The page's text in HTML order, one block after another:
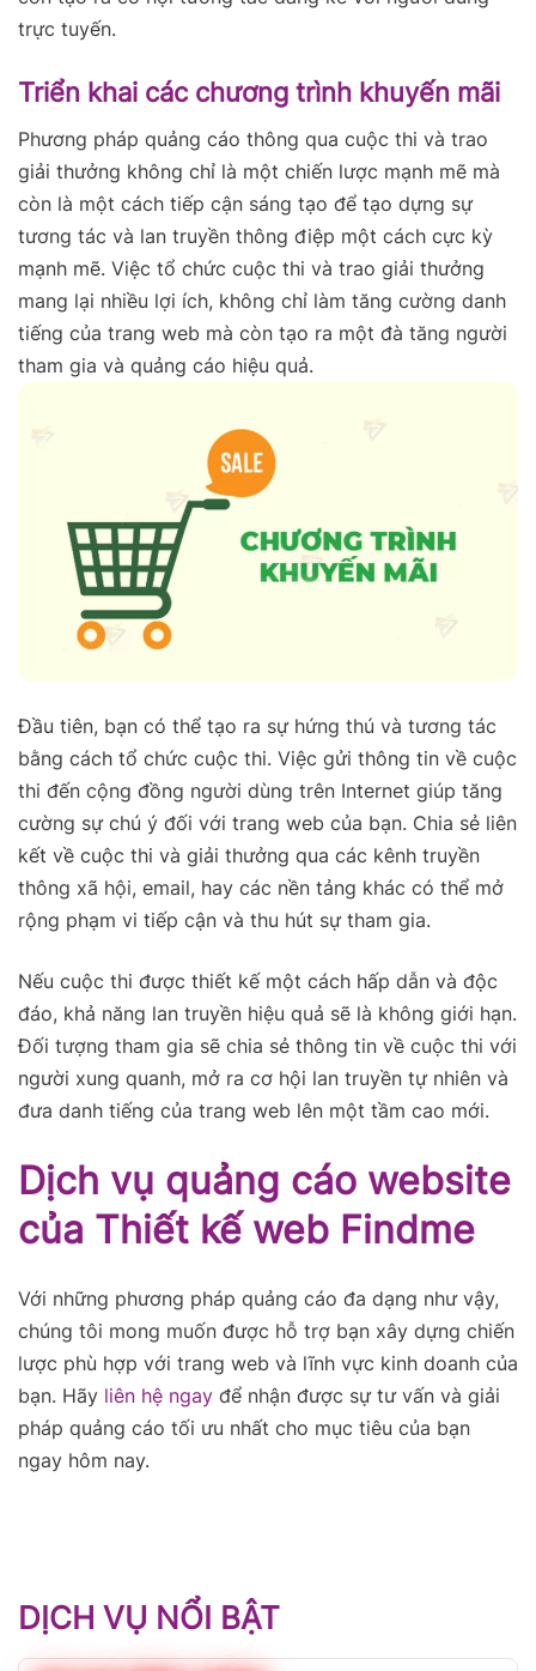
trực tuyến.
Triển khai các chương trình khuyến mãi
Phương pháp quảng cáo thông qua cuộc thi và trao
giải thưởng không chỉ là một chiến lược mạnh mẽ mà
còn là một cách tiếp cận sáng tạo để tạo dựng sự
tương tác và lan truyền thông điệp một cách cực kỳ
mạnh mẽ. Việc tổ chức cuộc thi và trao giải thưởng
mang lại nhiều lợi ích, không chỉ làm tăng cường danh
tiếng của trang web mà còn tạo ra một đà tăng người
tham gia và quảng cáo hiệu quả.
Đầu tiên, bạn có thể tạo ra sự hứng thú và tương tác
bằng cách tổ chức cuộc thi. Việc gửi thông tin về cuộc
thi đến cộng đồng người dùng trên Internet giúp tăng
cường sự chú ý đối với trang web của bạn. Chia sẻ liên
kết về cuộc thi và giải thưởng qua các kênh truyền
thông xã hội, email, hay các nền tảng khác có thể mở
rộng phạm vi tiếp cận và thu hút sự tham gia.
Nếu cuộc thi được thiết kế một cách hấp dẫn và độc
đáo, khả năng lan truyền hiệu quả sẽ là không giới hạn.
Đối tượng tham gia sẽ chia sẻ thông tin về cuộc thi với
người xung quanh, mở ra cơ hội lan truyền tự nhiên và
đưa danh tiếng của trang web lên một tầm cao mới.
Dịch vụ quảng cáo website
của Thiết kế web Findme
Với những phương pháp quảng cáo đa dạng như vậy,
chúng tôi mong muốn được hỗ trợ bạn xây dựng chiến
lược phù hợp với trang web và lĩnh vực kinh doanh của
bạn. Hãy liên hệ ngay để nhận được sự tư vấn và giải
pháp quảng cáo tối ưu nhất cho mục tiêu của bạn
ngay hôm nay.
DỊCH VỤ NỔI BẬT